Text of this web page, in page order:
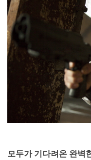
모두가 기다려온 완벽